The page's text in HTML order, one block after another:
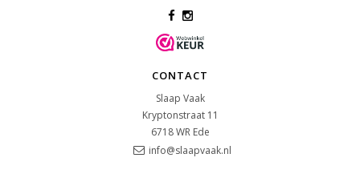
CONTACT
Slaap Vaak
Kryptonstraat 11
6718 WR Ede
info@slaapvaak.nl